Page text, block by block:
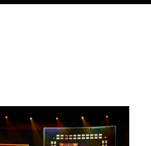
Ryzen 7 5800X3D